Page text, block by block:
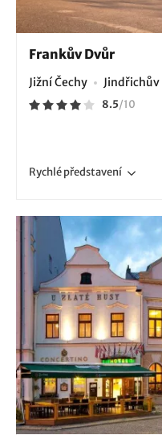
Frankův Dvůr
Jižní Čechy Jindřichův
8.5/10
Rychlépředstavení